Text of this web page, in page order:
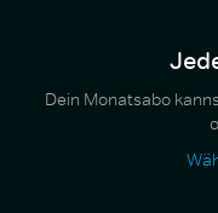
Dein Monatsabo